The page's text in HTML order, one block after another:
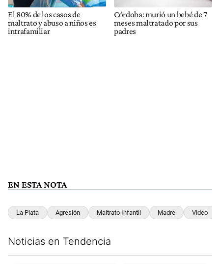
El 80% de los casos de
maltrato y abuso a niños es
intrafamiliar
Córdoba: murió un bebé de 7
meses maltratado por sus
padres
EN ESTA NOTA
La Plata Agresión Maltrato Infantil Madre Video
Noticias en Tendencia